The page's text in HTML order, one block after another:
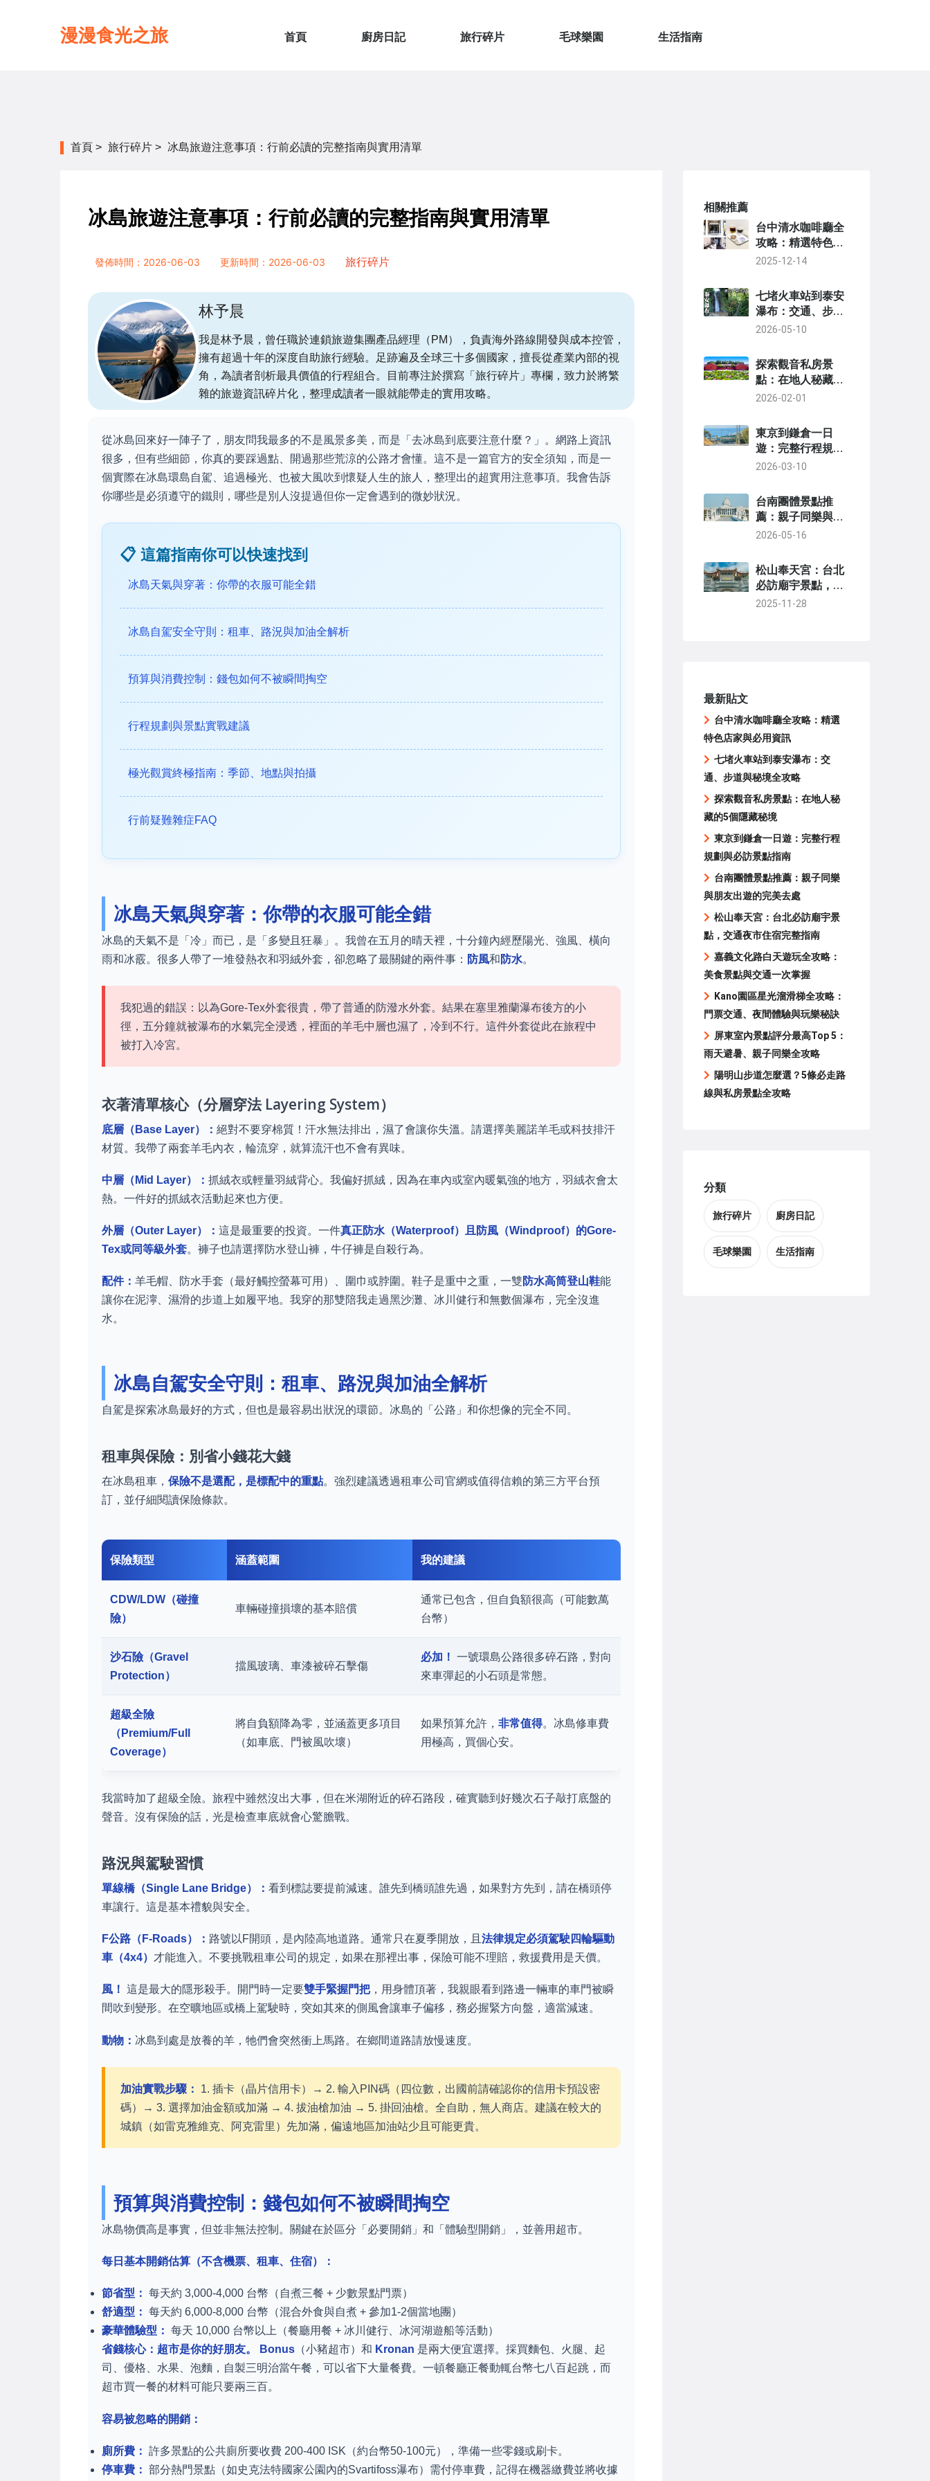
漫漫食光之旅 首頁 廚房日記 旅行碎片 毛球樂園 生活指南
首頁 > 旅行碎片 > 冰島旅遊注意事項：行前必讀的完整指南與實用清單
冰島旅遊注意事項：行前必讀的完整指南與實用清單
發佈時間：2026-06-03 更新時間：2026-06-03 旅行碎片
林予晨
我是林予晨，曾任職於連鎖旅遊集團產品經理（PM），負責海外路線開發與成本控管，
擁有超過十年的深度自助旅行經驗。足跡遍及全球三十多個國家，擅長從產業內部的視
角，為讀者剖析最具價值的行程組合。目前專注於撰寫「旅行碎片」專欄，致力於將繁
雜的旅遊資訊碎片化，整理成讀者一眼就能帶走的實用攻略。
從冰島回來好一陣子了，朋友問我最多的不是風景多美，而是「去冰島到底要注意什麼？」。網路上資訊
很多，但有些細節，你真的要踩過點、開過那些荒涼的公路才會懂。這不是一篇官方的安全須知，而是一
個實際在冰島環島自駕、追過極光、也被大風吹到懷疑人生的旅人，整理出的超實用注意事項。我會告訴
你哪些是必須遵守的鐵則，哪些是別人沒提過但你一定會遇到的微妙狀況。
📋 這篇指南你可以快速找到
冰島天氣與穿著：你帶的衣服可能全錯
冰島自駕安全守則：租車、路況與加油全解析
預算與消費控制：錢包如何不被瞬間掏空
行程規劃與景點實戰建議
極光觀賞終極指南：季節、地點與拍攝
行前疑難雜症FAQ
冰島天氣與穿著：你帶的衣服可能全錯
冰島的天氣不是「冷」而已，是「多變且狂暴」。我曾在五月的晴天裡，十分鐘內經歷陽光、強風、橫向
雨和冰霰。很多人帶了一堆發熱衣和羽絨外套，卻忽略了最關鍵的兩件事： 防風和 防水。
我犯過的錯誤：以為Gore-Tex外套很貴，帶了普通的防潑水外套。結果在塞里雅蘭瀑布後方的小
徑，五分鐘就被瀑布的水氣完全浸透，裡面的羊毛中層也濕了，冷到不行。這件外套從此在旅程中
被打入冷宮。
衣著清單核心（分層穿法 Layering System）
底層（Base Layer）： 絕對不要穿棉質！汗水無法排出，濕了會讓你失溫。請選擇美麗諾羊毛或科技排汗
材質。我帶了兩套羊毛內衣，輪流穿，就算流汗也不會有異味。
中層（Mid Layer）： 抓絨衣或輕量羽絨背心。我偏好抓絨，因為在車內或室內暖氣強的地方，羽絨衣會太
熱。一件好的抓絨衣活動起來也方便。
外層（Outer Layer）： 這是最重要的投資。一件真正防水（Waterproof）且防風（Windproof）的Gore-
Tex或同等級外套。褲子也請選擇防水登山褲，牛仔褲是自殺行為。
配件： 羊毛帽、防水手套（最好觸控螢幕可用）、圍巾或脖圍。鞋子是重中之重，一雙 防水高筒登山鞋能
讓你在泥濘、濕滑的步道上如履平地。我穿的那雙陪我走過黑沙灘、冰川健行和無數個瀑布，完全沒進
水。
冰島自駕安全守則：租車、路況與加油全解析
自駕是探索冰島最好的方式，但也是最容易出狀況的環節。冰島的「公路」和你想像的完全不同。
租車與保險：別省小錢花大錢
在冰島租車， 保險不是選配，是標配中的重點。強烈建議透過租車公司官網或值得信賴的第三方平台預
訂，並仔細閱讀保險條款。
保險類型 涵蓋範圍 我的建議
CDW/LDW（碰撞
險）
車輛碰撞損壞的基本賠償
通常已包含，但自負額很高（可能數萬
台幣）
沙石險（Gravel
Protection）
擋風玻璃、車漆被碎石擊傷
必加！ 一號環島公路很多碎石路，對向
來車彈起的小石頭是常態。
超級全險
（Premium/Full
Coverage）
將自負額降為零，並涵蓋更多項目
（如車底、門被風吹壞）
如果預算允許， 非常值得。冰島修車費
用極高，買個心安。
我當時加了超級全險。旅程中雖然沒出大事，但在米湖附近的碎石路段，確實聽到好幾次石子敲打底盤的
聲音。沒有保險的話，光是檢查車底就會心驚膽戰。
路況與駕駛習慣
單線橋（Single Lane Bridge）： 看到標誌要提前減速。誰先到橋頭誰先過，如果對方先到，請在橋頭停
車讓行。這是基本禮貌與安全。
F公路（F-Roads）： 路號以F開頭，是內陸高地道路。通常只在夏季開放，且 法律規定必須駕駛四輪驅動
車（4x4） 才能進入。不要挑戰租車公司的規定，如果在那裡出事，保險可能不理賠，救援費用是天價。
風！ 這是最大的隱形殺手。開門時一定要雙手緊握門把 ，用身體頂著，我親眼看到路邊一輛車的車門被瞬
間吹到變形。在空曠地區或橋上駕駛時，突如其來的側風會讓車子偏移，務必握緊方向盤，適當減速。
動物： 冰島到處是放養的羊，牠們會突然衝上馬路。在鄉間道路請放慢速度。
加油實戰步驟：
1. 插卡（晶片信用卡）→ 2. 輸入PIN碼（四位數，出國前請確認你的信用卡預設密
碼）→ 3. 選擇加油金額或加滿 → 4. 拔油槍加油 → 5. 掛回油槍。全自助，無人商店。建議在較大的
城鎮（如雷克雅維克、阿克雷里）先加滿，偏遠地區加油站少且可能更貴。
預算與消費控制：錢包如何不被瞬間掏空
冰島物價高是事實，但並非無法控制。關鍵在於區分「必要開銷」和「體驗型開銷」，並善用超市。
每日基本開銷估算（不含機票、租車、住宿）：
節省型： 每天約 3,000-4,000 台幣（自煮三餐 + 少數景點門票）
舒適型： 每天約 6,000-8,000 台幣（混合外食與自煮 + 參加1-2個當地團）
豪華體驗型： 每天 10,000 台幣以上（餐廳用餐 + 冰川健行、冰河湖遊船等活動）
省錢核心：超市是你的好朋友。
Bonus （小豬超市）和 Kronan 是兩大便宜選擇。採買麵包、火腿、起
司、優格、水果、泡麵，自製三明治當午餐，可以省下大量餐費。一頓餐廳正餐動輒台幣七八百起跳，而
超市買一餐的材料可能只要兩三百。
容易被忽略的開銷：
廁所費： 許多景點的公共廁所要收費 200-400 ISK（約台幣50-100元），準備一些零錢或刷卡。
停車費： 部分熱門景點（如史克法特國家公園內的Svartifoss瀑布）需付停車費，記得在機器繳費並將收據
相關推薦
台中清水咖啡廳全
攻略：精選特色店
家與必用資訊
2025-12-14
七堵火車站到泰安
瀑布：交通、步道
與秘境全攻略
2026-05-10
探索觀音私房景
點：在地人秘藏的
5個隱藏秘境
2026-02-01
東京到鎌倉一日
遊：完整行程規劃
與必訪景點指南
2026-03-10
台南團體景點推
薦：親子同樂與朋
友出遊的完美去處
2026-05-16
松山奉天宮：台北
必訪廟宇景點，交
通夜市住宿完整指
2025-11-28
最新貼文
台中清水咖啡廳全攻略：精選
特色店家與必用資訊
七堵火車站到泰安瀑布：交
通、步道與秘境全攻略
探索觀音私房景點：在地人秘
藏的5個隱藏秘境
東京到鎌倉一日遊：完整行程
規劃與必訪景點指南
台南團體景點推薦：親子同樂
與朋友出遊的完美去處
松山奉天宮：台北必訪廟宇景
點，交通夜市住宿完整指南
嘉義文化路白天遊玩全攻略：
美食景點與交通一次掌握
Kano園區星光溜滑梯全攻略：
門票交通、夜間體驗與玩樂秘訣
屏東室內景點評分最高Top 5：
雨天避暑、親子同樂全攻略
陽明山步道怎麼選？5條必走路
線與私房景點全攻略
分類
旅行碎片 廚房日記
毛球樂園 生活指南